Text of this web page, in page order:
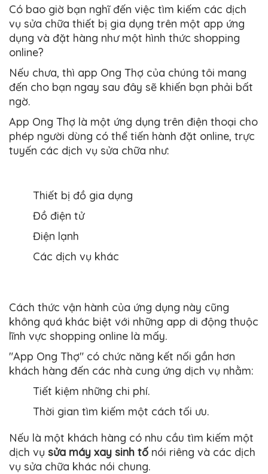
Có bao giờ bạn nghĩ đến việc tìm kiếm các dịch
vụ sửa chữa thiết bị gia dụng trên một app ứng
dụng và đặt hàng như một hình thức shopping
online?
Nếu chưa, thì app Ong Thợ của chúng tôi mang
đến cho bạn ngay sau đây sẽ khiến bạn phải bất
ngờ.
App Ong Thợ là một ứng dụng trên điện thoại cho
phép người dùng có thể tiến hành đặt online, trực
tuyến các dịch vụ sửa chữa như:
Thiết bị đồ gia dụng
Đồ điện tử
Điện lạnh
Các dịch vụ khác
Cách thức vận hành của ứng dụng này cũng
không quá khác biệt với những app di động thuộc
lĩnh vực shopping online là mấy.
"App Ong Thợ" có chức năng kết nối gần hơn
khách hàng đến các nhà cung ứng dịch vụ nhằm:
Tiết kiệm những chi phí.
Thời gian tìm kiếm một cách tối ưu.
Nếu là một khách hàng có nhu cầu tìm kiếm một
dịch vụ sửa máy xay sinh tố nói riêng và các dịch
vụ sửa chữa khác nói chung.